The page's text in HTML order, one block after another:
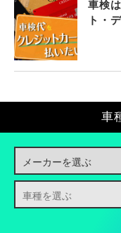
車検
ト・
車